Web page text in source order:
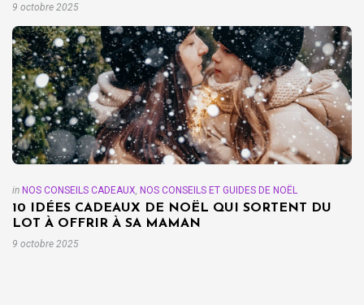
9 octobre 2025
in NOS CONSEILS CADEAUX NOS CONSEILS ET GUIDES DE NOËL
10 IDÉES CADEAUX DE NOËL QUI SORTENT DU
LOT À OFFRIR À SA MAMAN
9 octobre 2025